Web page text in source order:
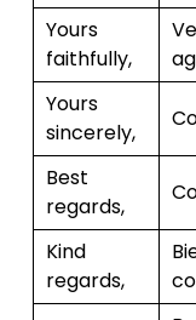
Yours
faithfully,
Yours
sincerely,
Best
regards,
Kind
regards,